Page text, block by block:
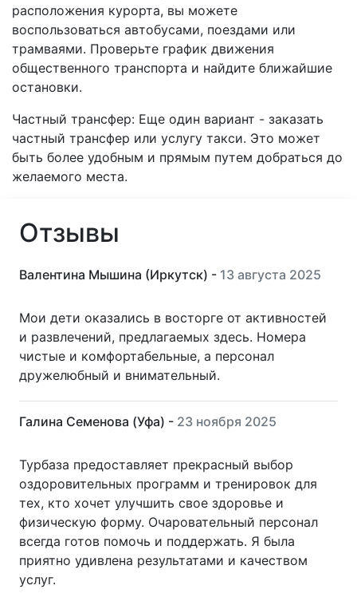
расположения курорта, вы можете
воспользоваться автобусами, поездами или
трамваями. Проверьте график движения
общественного транспорта и найдите ближайшие
остановки.
Частный трансфер: Еще один вариант - заказать
частный трансфер или услугу такси. Это может
быть более удобным и прямым путем добраться до
желаемого места.
Отзывы
Валентина Мышина (Иркутск) - 13 августа 2025
Мои дети оказались в восторге от активностей
и развлечений, предлагаемых здесь. Номера
чистые и комфортабельные, а персонал
дружелюбный и внимательный.
Галина Семенова (Уфа) - 23 ноября 2025
Турбаза предоставляет прекрасный выбор
оздоровительных программ и тренировок для
тех, кто хочет улучшить свое здоровье и
физическую форму. Очаровательный персонал
всегда готов помочь и поддержать. Я была
приятно удивлена результатами и качеством
услуг.